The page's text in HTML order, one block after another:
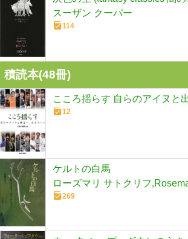
スーザン クーパー
114
積読本(48冊)
こころ揺らす 自らのアイヌと
12
ケルトの白馬
ローズマリ サトクリフ
269